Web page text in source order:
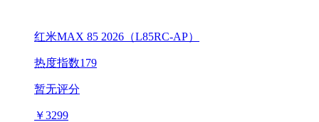
红米MAX 85 2026（L85RC-AP）
热度指数179
暂无评分
￥3299